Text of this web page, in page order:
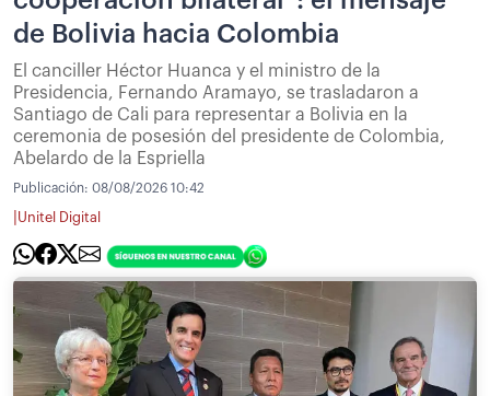
de Bolivia hacia Colombia
El canciller Héctor Huanca y el ministro de la
Presidencia, Fernando Aramayo, se trasladaron a
Santiago de Cali para representar a Bolivia en la
ceremonia de posesión del presidente de Colombia,
Abelardo de la Espriella
Publicación: 08/08/2026 10:42
Unitel Digital